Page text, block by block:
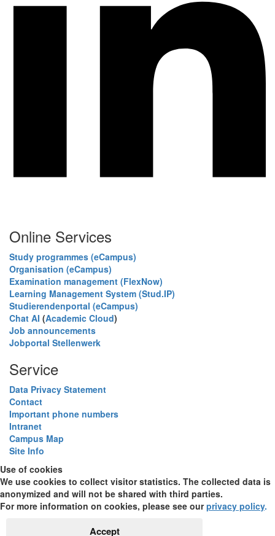
Online Services
Study programmes (eCampus)
Organisation (eCampus)
Examination management (FlexNow)
Learning Management System (Stud.IP)
Studierendenportal (eCampus)
Chat AI (Academic Cloud)
Job announcements
Jobportal Stellenwerk
Service
Data Privacy Statement
Contact
Important phone numbers
Intranet
Campus Map
Site Info
Use of cookies
We use cookies to collect visitor statistics. The collected data is
anonymized and will not be shared with third parties.
For more information on cookies, please see ourprivacy policy.
Accept